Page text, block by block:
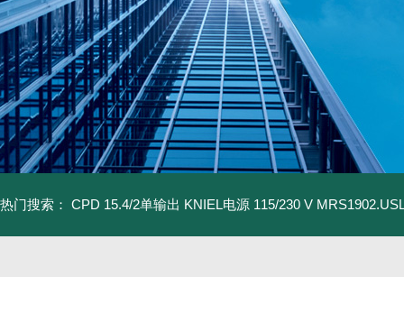
热门搜索： CPD 15.4/2单输出 KNIEL电源 115/230 V